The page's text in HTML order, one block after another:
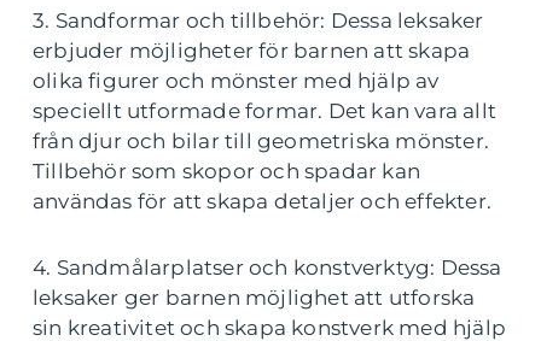
3. Sandformar och tillbehör: Dessa leksaker
erbjuder möjligheter för barnen att skapa
olika figurer och mönster med hjälp av
speciellt utformade formar. Det kan vara allt
från djur och bilar till geometriska mönster.
Tillbehör som skopor och spadar kan
användas för att skapa detaljer och effekter.
4. Sandmålarplatser och konstverktyg: Dessa
leksaker ger barnen möjlighet att utforska
sin kreativitet och skapa konstverk med hjälp